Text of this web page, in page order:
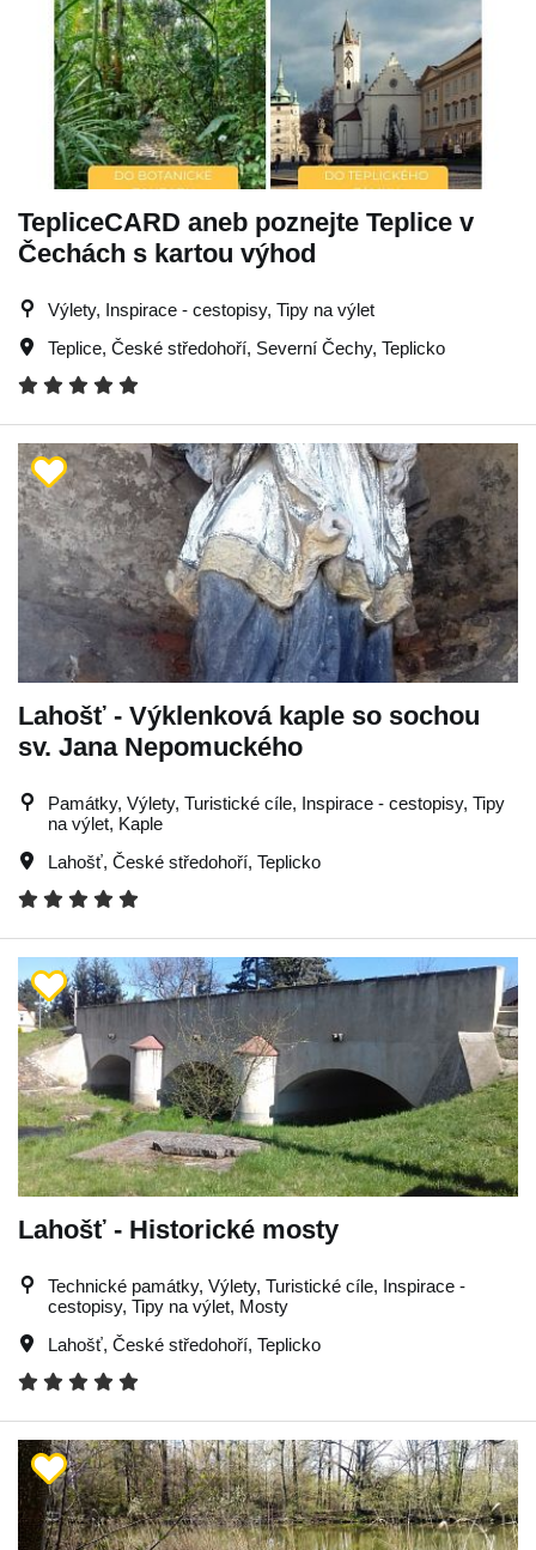
TepliceCARD aneb poznejte Teplice v
Čechách s kartou výhod
Výlety, Inspirace - cestopisy, Tipy na výlet
Teplice, České středohoří, Severní Čechy, Teplicko
Lahošť - Výklenková kaple so sochou
sv. Jana Nepomuckého
Památky, Výlety, Turistické cíle, Inspirace - cestopisy, Tipy
na výlet, Kaple
Lahošť, České středohoří, Teplicko
Lahošť - Historické mosty
Technické památky, Výlety, Turistické cíle, Inspirace -
cestopisy, Tipy na výlet, Mosty
Lahošť, České středohoří, Teplicko